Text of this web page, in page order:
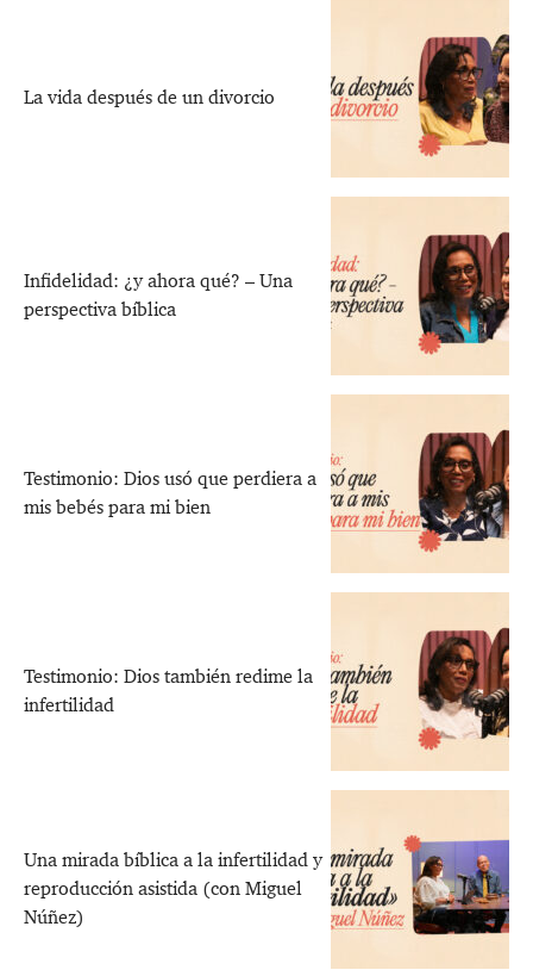
La vida después de un divorcio
Infidelidad: ¿y ahora qué? – Una
perspectiva bíblica
Testimonio: Dios usó que perdiera a
mis bebés para mi bien
Testimonio: Dios también redime la
infertilidad
Una mirada bíblica a la infertilidad y
reproducción asistida (con Miguel
Núñez)